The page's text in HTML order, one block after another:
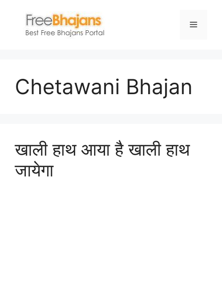
content
Menu
Chetawani Bhajan
खाली हाथ आया है खाली हाथ
जायेगा